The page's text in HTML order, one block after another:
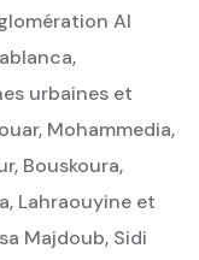
Al
urbaines et
Mohammedia,
Bouskoura,
Lahraouyine et
Majdoub, Sidi